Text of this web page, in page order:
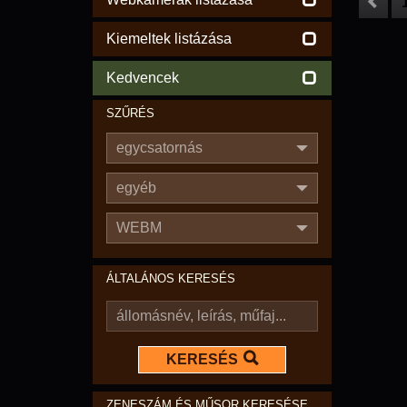
Kiemeltek listázása
Kedvencek
SZŰRÉS
egycsatornás
egyéb
WEBM
ÁLTALÁNOS KERESÉS
KERESÉS